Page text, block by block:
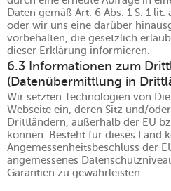
Daten gemäß Art. 6 Abs. 1 S. 1
oder wir uns eine darüber
vorbehalten, die gesetzlich
dieser Erklärung informieren.
6.3 Informationen zum
(Datenübermittlung in
Wir setzten Technologien von
Webseite ein, deren Sitz und/
Drittländern, außerhalb der EU
können. Besteht für dieses Land
Angemessenheitsbeschluss der
angemessenes
Garantien zu gewährleisten.